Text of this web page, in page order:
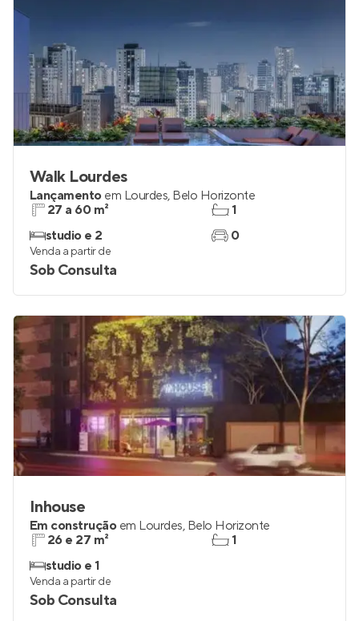
Walk Lourdes
Lançamento em Lourdes, Belo Horizonte
27 a 60 m²
studio e 2
1
0
Venda a partir de
Sob Consulta
Inhouse
Em construção em Lourdes, Belo Horizonte
26 e 27 m²
studio e 1
1
Venda a partir de
Sob Consulta